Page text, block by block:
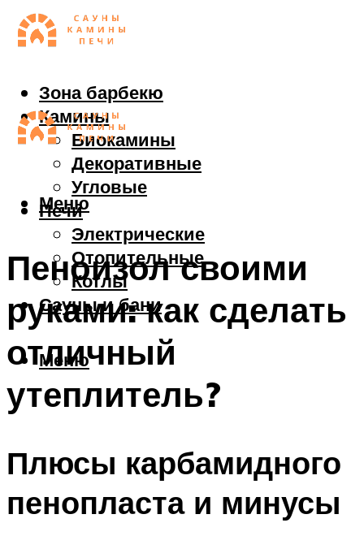
Зона барбекю
Камины
Биокамины
Декоративные
Угловые
Печи
Электрические
Отопительные
Котлы
Сауны и бани
Меню
Меню
Пеноизол своими
руками: как сделать
отличный
утеплитель?
Плюсы карбамидного
пенопласта и минусы